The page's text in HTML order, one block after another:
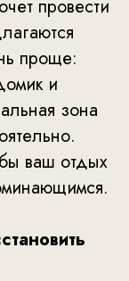
провести
проще:
и
зона
ваш отдых